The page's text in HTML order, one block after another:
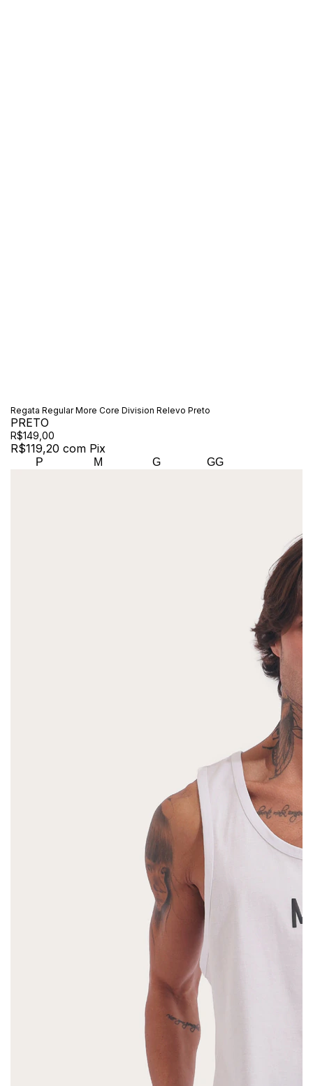
Regata Regular More Core Division Relevo Preto
PRETO
R$149,00
R$119,20 com Pix
P M G GG